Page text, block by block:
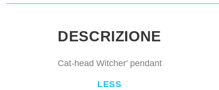
DESCRIZIONE
Cat-head Witcher' pendant
LESS